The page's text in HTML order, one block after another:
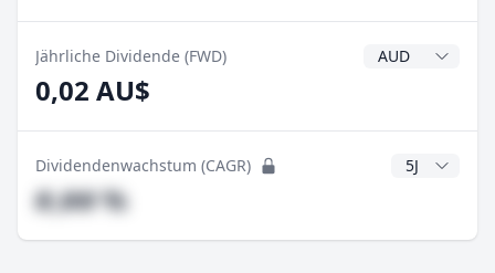
Jährliche Dividende (FWD)
0,02 AU$
Dividendenwachstum (CAGR) CAGR Jahre
#,## %